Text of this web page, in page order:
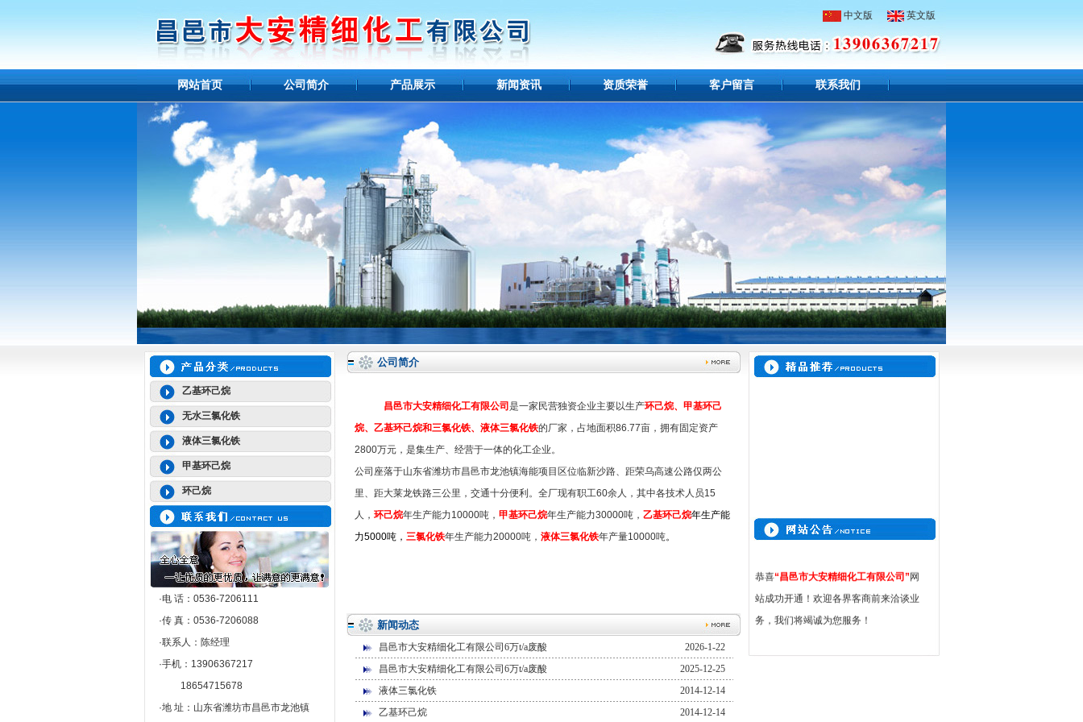
中文版 英文版
网站首页 公司简介 产品展示 新闻资讯 资质荣誉 客户留言 联系我们
乙基环己烷
无水三氯化铁
液体三氯化铁
甲基环己烷
环己烷
·电 话：0536-7206111
·传 真：0536-7206088
·联系人：陈经理
·手机：13906367217
18654715678
·地 址：山东省潍坊市昌邑市龙池镇
公司简介
昌邑市大安精细化工有限公司 是一家民营独资企业主要以生产环己烷、甲基环己
烷、乙基环己烷和三氯化铁、液体三氯化铁的厂家，占地面积86.77亩，拥有固定资产
2800万元，是集生产、经营于一体的化工企业。
公司座落于山东省潍坊市昌邑市龙池镇海能项目区位临新沙路、距荣乌高速公路仅两公
里、距大莱龙铁路三公里，交通十分便利。全厂现有职工60余人，其中各技术人员15
人， 环己烷年生产能力10000吨， 甲基环己烷年生产能力30000吨， 乙基环己烷年生产能
力5000吨， 三氯化铁年生产能力20000吨， 液体三氯化铁年产量10000吨。
新闻动态
昌邑市大安精细化工有限公司6万t/a废酸
2026-1-22
昌邑市大安精细化工有限公司6万t/a废酸
2025-12-25
液体三氯化铁
2014-12-14
乙基环己烷
2014-12-14